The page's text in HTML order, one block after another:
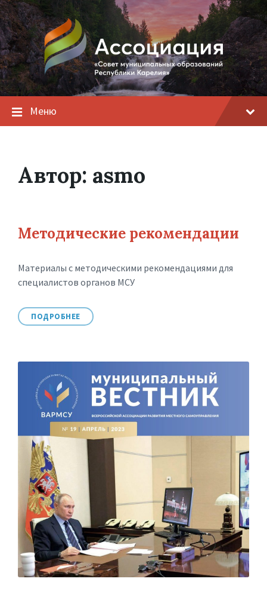
Меню
Автор: asmo
Методические рекомендации
Материалы с методическими рекомендациями для
специалистов органов МСУ
ПОДРОБНЕЕ